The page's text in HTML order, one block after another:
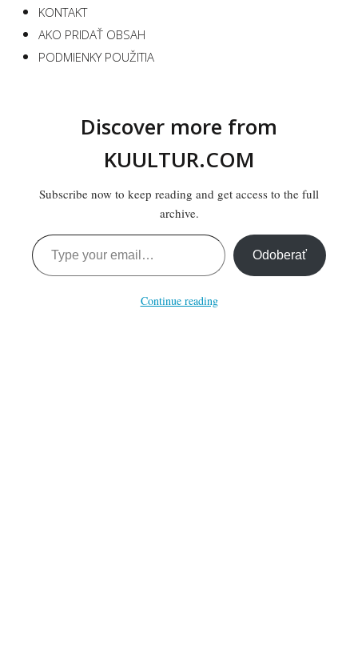
KONTAKT
AKO PRIDAŤ OBSAH
PODMIENKY POUŽITIA
Discover more from
KUULTUR.COM
Subscribe now to keep reading and get access to the full
archive.
Type your email…
Odoberať
Continue reading